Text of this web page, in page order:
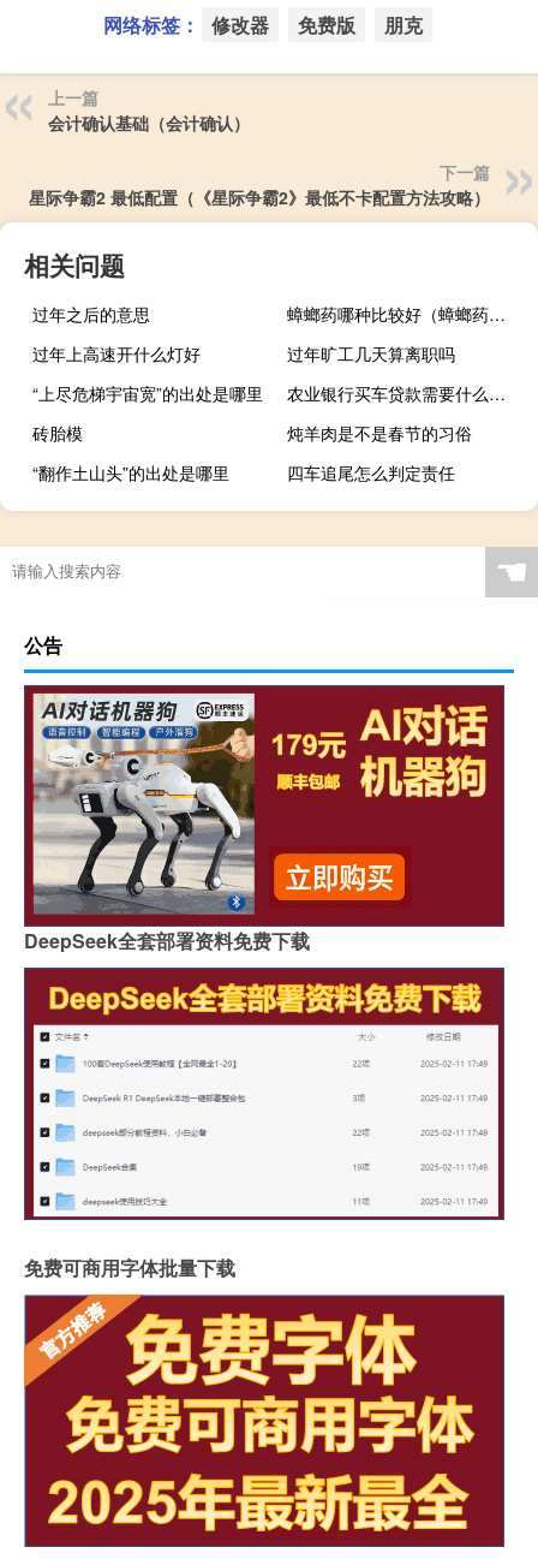
网络标签： 修改器 免费版 朋克
上一篇
会计确认基础（会计确认）
下一篇
星际争霸2 最低配置（《星际争霸2》最低不卡配置方法攻略）
相关问题
过年之后的意思
蟑螂药哪种比较好（蟑螂药哪种最好用排行）
过年上高速开什么灯好
过年旷工几天算离职吗
“上尽危梯宇宙宽”的出处是哪里
农业银行买车贷款需要什么条件（请问农业银行贷款买车流程是什么）
砖胎模
炖羊肉是不是春节的习俗
“翻作土山头”的出处是哪里
四车追尾怎么判定责任
☚
公告
DeepSeek全套部署资料免费下载
免费可商用字体批量下载